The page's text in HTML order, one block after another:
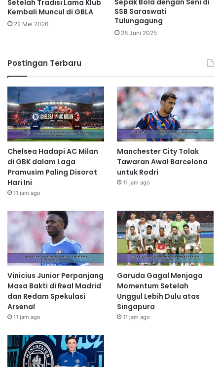
Setelah Tradisi Lama Klub
Kembali Muncul di GBLA
22 Mei 2026
Sepak Bola dengan Seni di
SSB Saraswati
Tulungagung
28 Juni 2025
Postingan Terbaru
Chelsea Hadapi AC Milan
di GBK dalam Laga
Pramusim Paling Disorot
Hari Ini
11 jam ago
Manchester City Tolak
Tawaran Awal Barcelona
untuk Rodri
11 jam ago
Vinicius Junior Perpanjang
Masa Bakti di Real Madrid
dan Redam Spekulasi
Arsenal
11 jam ago
Garuda Gagal Menjaga
Momentum Setelah
Unggul Lebih Dulu atas
Singapura
11 jam ago